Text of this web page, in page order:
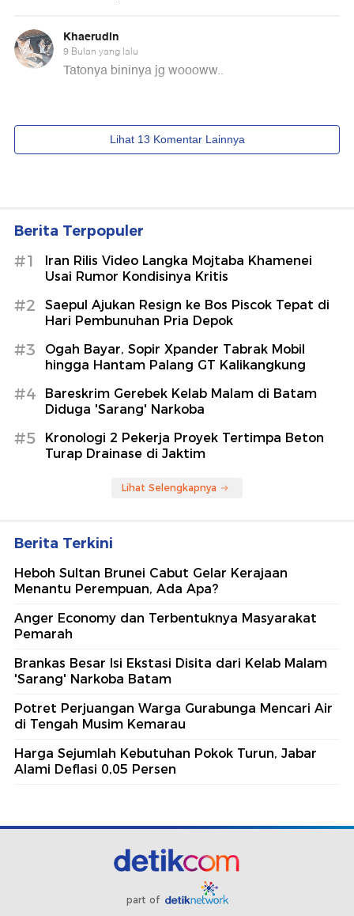
Berita Terpopuler
#1
Iran Rilis Video Langka Mojtaba Khamenei
Usai Rumor Kondisinya Kritis
#2
Saepul Ajukan Resign ke Bos Piscok Tepat di
Hari Pembunuhan Pria Depok
#3
Ogah Bayar, Sopir Xpander Tabrak Mobil
hingga Hantam Palang GT Kalikangkung
#4
Bareskrim Gerebek Kelab Malam di Batam
Diduga 'Sarang' Narkoba
#5
Kronologi 2 Pekerja Proyek Tertimpa Beton
Turap Drainase di Jaktim
Lihat Selengkapnya
Berita Terkini
Heboh Sultan Brunei Cabut Gelar Kerajaan
Menantu Perempuan, Ada Apa?
Anger Economy dan Terbentuknya Masyarakat
Pemarah
Brankas Besar Isi Ekstasi Disita dari Kelab Malam
'Sarang' Narkoba Batam
Potret Perjuangan Warga Gurabunga Mencari Air
di Tengah Musim Kemarau
Harga Sejumlah Kebutuhan Pokok Turun, Jabar
Alami Deflasi 0,05 Persen
part of